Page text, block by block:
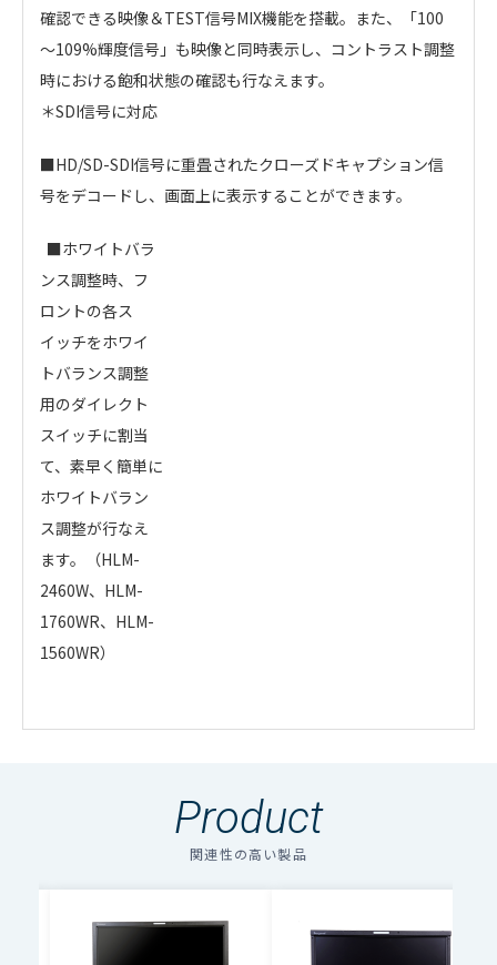
確認できる映像＆TEST信号MIX機能を搭載。また、「100
～109%輝度信号」も映像と同時表示し、コントラスト調整
時における飽和状態の確認も行なえます。
＊SDI信号に対応
■HD/SD-SDI信号に重畳されたクローズドキャプション信
号をデコードし、画面上に表示することができます。
■ホワイトバラ
ンス調整時、フ
ロントの各ス
イッチをホワイ
トバランス調整
用のダイレクト
スイッチに割当
て、素早く簡単に
ホワイトバラン
ス調整が行なえ
ます。（HLM-
2460W、HLM-
1760WR、HLM-
1560WR）
High Dynamic Range
オプションにより、従来のガンマに加え、HLG1、HLG2、
S-Log3のEOTF（Electrical to Optical Transfer
Function）に対応できます。それぞれのモニタの最大輝度
の範囲でHDR表示を可能とするEOTFテーブルが有効になり
ます。あわせて、BT.2020相当の広色域に対応します。
(メーカーオプション)
a-Si TFTアクティブマトリク
スa-Si
Ikegami カラーモニタ校正サービス
お使いのモニタは正しく調整されていますか？
モニタを長期間にわたり“安定した品質“でお使い頂くため
に、便利で高精度な調整ツール(AWC-100ソフトウェア）を
ご提案いたします。
・
アイコンのファイルは個人情報の入力が必須と
のアイコンの場合はファイル名をクリックするとダウン
ダウンロード
Product
関連性の高い製品